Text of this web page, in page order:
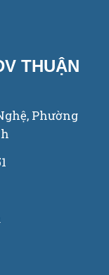
THUẬN
Phường